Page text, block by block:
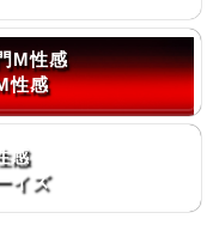
M性感
性感
感
イズ